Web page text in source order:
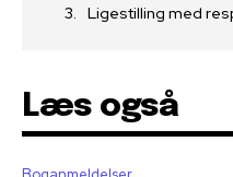
Ligestilling med
Læs også